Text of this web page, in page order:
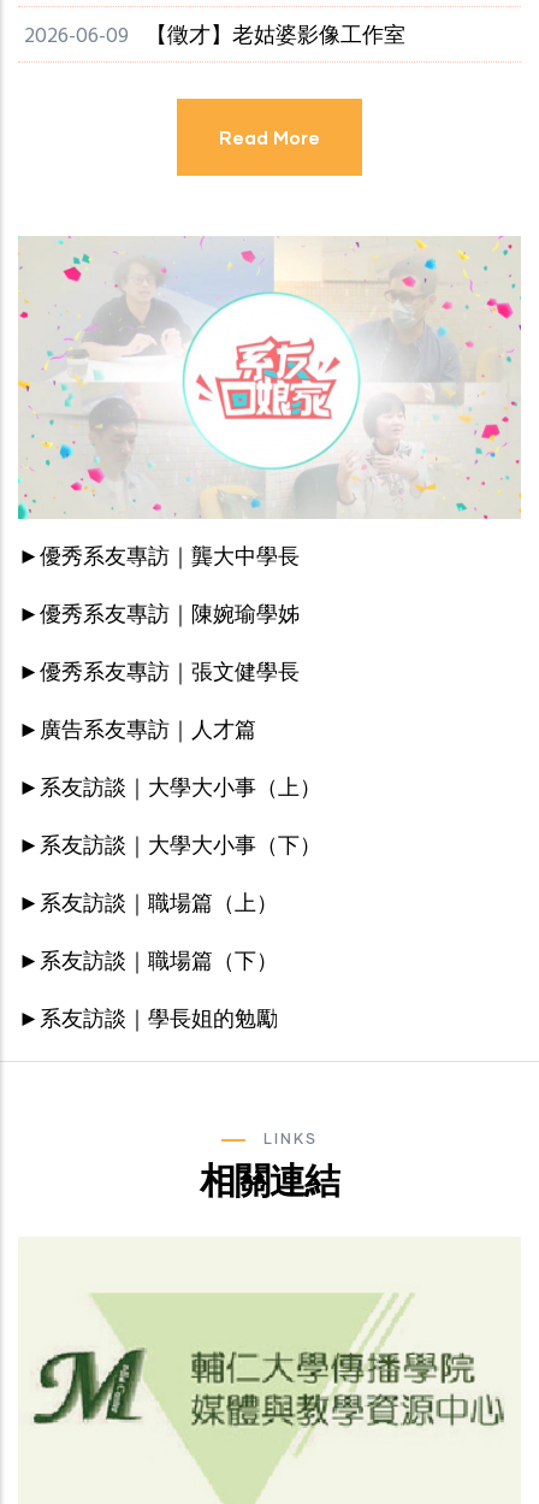
2026-06-09
【徵才】老姑婆影像工作室
Read More
►優秀系友專訪｜龔大中學長
►優秀系友專訪｜陳婉瑜學姊
►優秀系友專訪｜張文健學長
►廣告系友專訪｜人才篇
►系友訪談｜大學大小事（上）
►系友訪談｜大學大小事（下）
►系友訪談｜職場篇（上）
►系友訪談｜職場篇（下）
►系友訪談｜學長姐的勉勵
LINKS
相關連結